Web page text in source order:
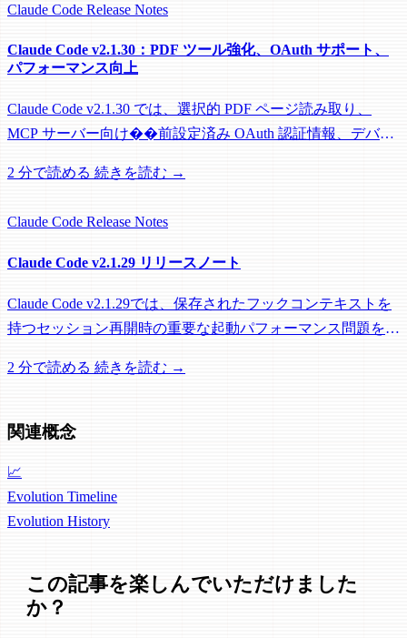
Claude Code Release Notes
Claude Code v2.1.30：PDF ツール強化、OAuth サポート、
パフォーマンス向上
Claude Code v2.1.30 では、選択的 PDF ページ読み取り、
MCP サーバー向け��前設定済み OAuth 認証情報、デバッ
ます。
2 分で読める 続きを読む →
Claude Code Release Notes
Claude Code v2.1.29 リリースノート
Claude Code v2.1.29では、保存されたフックコンテキストを
持つセッション再開時の重要な起動パフォーマンス問題を修
2 分で読める 続きを読む →
関連概念
📈
Evolution Timeline
Evolution History
この記事を楽しんでいただけました
か？